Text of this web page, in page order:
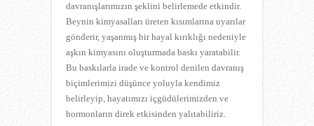
davranışlarımızın şeklini belirlemede etkindir.
Beynin kimyasalları üreten kısımlarına uyarılar
gönderir, yaşanmış bir hayal kırıklığı nedeniyle
aşkın kimyasını oluşturmada baskı yaratabilir.
Bu baskılarla irade ve kontrol denilen davranış
biçimlerimizi düşünce yoluyla kendimiz
belirleyip, hayatımızı içgüdülerimizden ve
hormonların direk etkisinden yalıtabiliriz.